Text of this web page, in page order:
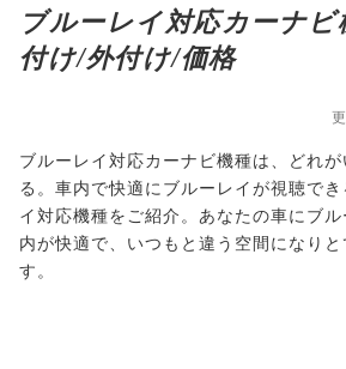
ブルーレイ対応カーナ
付け/外付け/価格
ブルーレイ対応カーナビ機種は、どれ
る。車内で快適にブルーレイが視聴で
イ対応機種をご紹介。あなたの車にブ
内が快適で、いつもと違う空間になり
す。